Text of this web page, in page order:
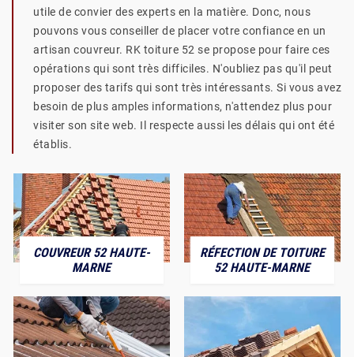
utile de convier des experts en la matière. Donc, nous
pouvons vous conseiller de placer votre confiance en un
artisan couvreur. RK toiture 52 se propose pour faire ces
opérations qui sont très difficiles. N'oubliez pas qu'il peut
proposer des tarifs qui sont très intéressants. Si vous avez
besoin de plus amples informations, n'attendez plus pour
visiter son site web. Il respecte aussi les délais qui ont été
établis.
COUVREUR 52 HAUTE-
MARNE
RÉFECTION DE TOITURE
52 HAUTE-MARNE